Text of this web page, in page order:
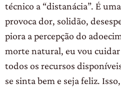
técnico a “distanácia”. É
provoca dor, solidão,
piora a percepção do
morte natural, eu vou cuidar
todos os recursos
se sinta bem e seja feliz.